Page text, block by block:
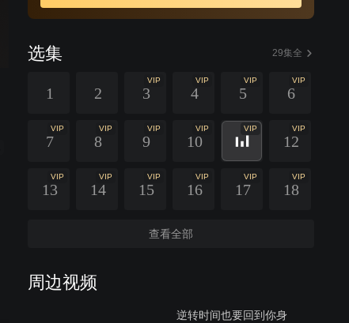
选集 29集全
1 2
VIP
3
VIP
4
VIP
5
VIP
6
VIP
7
VIP
8
VIP
9
VIP
10
VIP VIP
12
VIP
13
VIP
14
VIP
15
VIP
16
VIP
17
VIP
18
查看全部
周边视频
逆转时间也要回到你身